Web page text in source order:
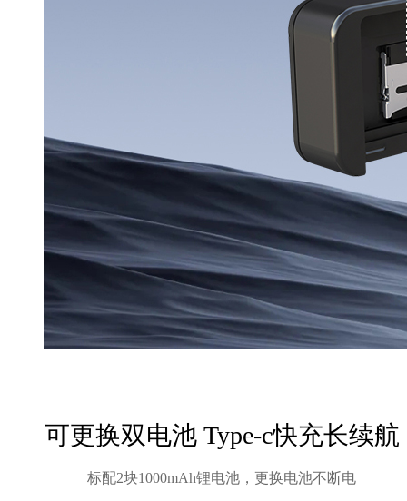
可更换双电池 Type-c快充长续航
标配2块1000mAh锂电池，更换电池不断电